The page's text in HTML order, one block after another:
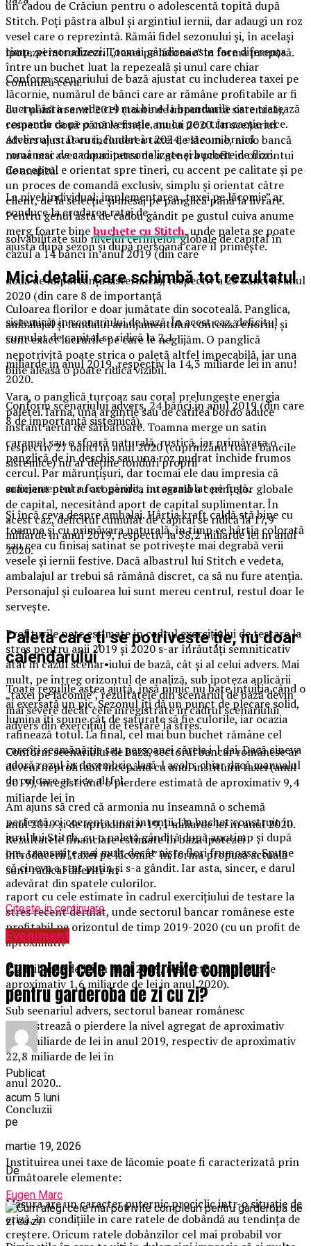
ipotezei introduceril „taxei pe lăcomic” in forma propusă.
Conform scenariului de bază ajustat cu includerea taxei pe
lăcornie, numărul de bănci care ar rămâne profitabile ar fi
de 4 până in anul 2019 (toate de importantă sistemică),
respectiv două pănă la finele anului 2020. În scenariul
advers ajustat cu includerea taxei de lăcomie, nicio bancă
nu ar mai avea capacitatea de a genera profit in orizontui
de analiză.
La nivel individual, implementarea „taxei pe lăcomie” ar
conduce la erodarea ratei de
solvabilitate sub nivelul cerinţelor globale de capital în
cazul a 14 bănci în anul 2019 (din care
două de importanţă sistermică), respectiv a 25 bănci in anul
2020 (din care 8 de importanţă
sistemică) in scenariului de bază. În acest caz, deficitul
cumulat de capital se ridică la 2,1
miliarde in anul 2019, respectiv la 14,3 miliarde lei in anu!
2020.
Conform scenariului advers, 24 bănci in anul 2019 (din care
8 de importanţă sistemică),
respectiv 27 bănci in anul 2020 (cuprinzând toate băncile
sistemice) nu ar deţine fonduri proprii
suficient pentru acoperirea integrală a cerinţelor globale
de capital, necesitând aport de capital suplimentar. În
acest caz, deficitul cumulat de capital se ridică la 17,9
miliarde in anul 2019, respectiv la 38,2 miliarde lei in anul
2020.
Profiturile nete estimate in cadrul exerciţiului de testare la
stres pentru anii 2019 şi 2020 s-ar înrăutăţi semniticativ
atât in cazul scenar•iului de bază, cât şi al celui advers. Mai
mult, pe intreg orizontul de analiză, sub ipoteza aplicării
„taxei pe lăcomie”, rezultatele din scenariul de bază devin
mai severe decât cele inregistrate in cadrul scenariului
advers din exerciţiul de testare la stres.
Conform seenariului de bază, sectorul bancar românese ar
deveni neprofitabil începând cu anul instituirii taxei (anul
2019), inregistrând o pierdere estimată de aproximativ 9,4
miIiarde lei în
anul 2019 şi de aproximativ 19,1 miliarde lei în anul 2020.
Rezultatele financiare estimate în baza ipotezei
introducerii „taxei pe lăcomie” în forma propusă actuală
sunt radical diferite în
raport cu cele estimate în cadrul exerciţiului de testare la
stres recent derulat, unde sectorul bancar românese este
profitabil pe orizontul de timp 2019-2020 (cu un profit de
aproximativ
2,2 miliarde de lei în anul 2019, respectiv un profit de
aproximativ 1,6 miliarde de lei in anul 2020).
Sub seenariul advers, sectorul banear românesc
inregistrează o pierdere la nivel agregat de aproximativ
24,8 miliarde de lei in anul 2019, respectiv de aproximativ
22,8 miliarde de lei în
anul 2020..
Concluzii
Instituirea unei taxe de lăcomie poate fi caracterizată prin
următoarele elemente:
Măsura are un caracter puternic prociclic intr-o situaţie de
criză, în condiţiile in care ratele de dobândă au tendinţa de
creştere. Oricum ratele dobânzilor cel mai probabil vor
un cadou de Crăciun pentru o adolescentă topită după
Stitch. Poți păstra albul și argintiul iernii, dar adaugi un roz
vesel care o reprezintă. Rămâi fidel sezonului și, în același
timp, personalizezi. Tocmai gândirea asta face diferența
între un buchet luat la repezeală și unul care chiar
comunică ceva.
Lucrul ăsta se vede cel mai bine la brandurile care tratează
comanda ca pe o conversație, nu ca pe o tranzacție rece.
Atelierul cu Daruri, fondat în 2024, este un brand
românesc de cadouri personalizate și buchete de flori.
Conceptul e orientat spre tineri, cu accent pe calitate și pe
un proces de comandă exclusiv, simplu și orientat către
client, de la selecție și mesaj pe panglică până la livrare.
Pentru genul ăsta de cadou gândit pe gustul cuiva anume
merg foarte binebuchete cu Stitch, unde paleta se poate
ajusta după sezon și după persoana care îl primește.
Mici detalii care schimbă tot rezultatul
Culoarea florilor e doar jumătate din socoteală. Panglica,
ambalajul și fundalul aranjamentului contează enorm, și
sunt exact lucrurile pe care le neglijăm. O panglică
nepotrivită poate strica o paletă altfel impecabilă, iar una
bine aleasă o poate ridica vizibil.
Vara, o panglică turcoaz sau coral prelungește energia
paletei. Iarna, una argintie sau de catifea bordo aduce
instant aerul de sărbătoare. Toamna merge un satin
caramel sau o sfoară naturală, rustică, iar primăvara o
panglică de in deschis sau una roz pudrat închide frumos
cercul. Par mărunțișuri, dar tocmai ele dau impresia că
aranjamentul a fost gândit, nu asamblat pe fugă.
Și încă ceva despre ambalaj. Hârtia kraft caldă stă bine cu
toamna și cu primăvara naturală, în timp ce hârtia colorată
sau cea cu finisaj satinat se potrivește mai degrabă verii
vesele și iernii festive. Dacă albastrul lui Stitch e vedeta,
ambalajul ar trebui să rămână discret, ca să nu fure atenția.
Personajul și culoarea lui sunt mereu centrul, restul doar le
servește.
Paleta care ți se potrivește ție, nu doar
calendarului
Toate regulile astea ajută, însă nimic nu bate intuiția când o
ai exersată un pic. Sezonul îți dă un punct de plecare solid,
lumina îți spune cât de saturate să fie culorile, iar ocazia
rafinează totul. La final, cel mai bun buchet rămâne cel
care îți seamănă ție sau persoanei căreia i-l dai. Dacă cineva
adoră rozul în decembrie, lasă-l acolo, chiar dacă manualul
de culoare ar zice altfel.
Am ajuns să cred că armonia nu înseamnă o schemă
perfectă, ci coerența unei intenții. Un buchet construit în
jurul lui Stitch, cu o paletă gândită după anotimp și după
om, transmite mai mult decât niște flori frumoase. Spune
că cineva a stat puțin și s-a gândit. Iar asta, sincer, e darul
adevărat din spatele culorilor.
Citeste in continuare
Eveniment
Cum alegi cele mai potrivite compleuri
pentru garderoba de zi cu zi?
Publicat
acum 5 luni
pe
martie 19, 2026
De
Eugen Marc